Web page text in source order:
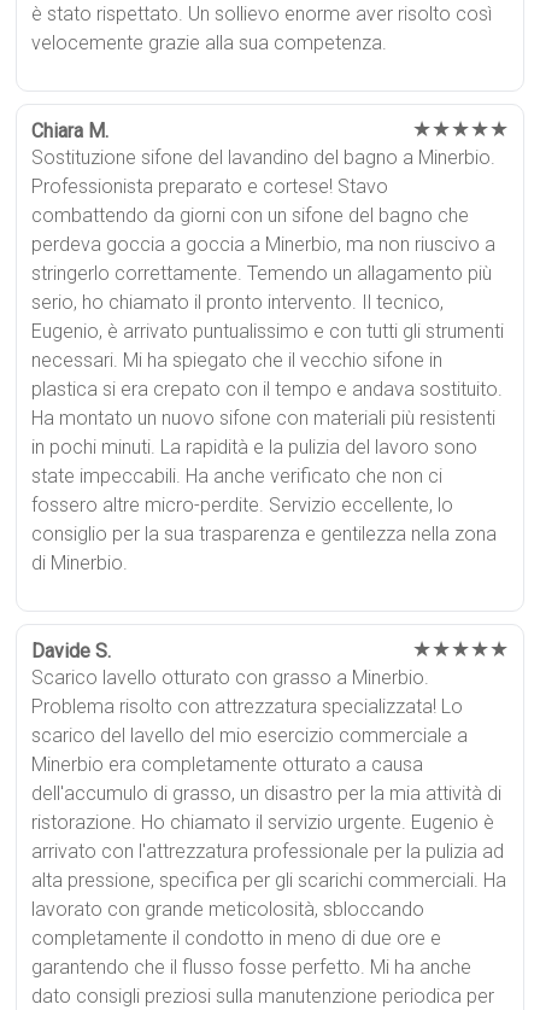
è stato rispettato. Un sollievo enorme aver risolto così
velocemente grazie alla sua competenza.
Chiara M. ★★★★★
Sostituzione sifone del lavandino del bagno a Minerbio.
Professionista preparato e cortese! Stavo
combattendo da giorni con un sifone del bagno che
perdeva goccia a goccia a Minerbio, ma non riuscivo a
stringerlo correttamente. Temendo un allagamento più
serio, ho chiamato il pronto intervento. Il tecnico,
Eugenio, è arrivato puntualissimo e con tutti gli strumenti
necessari. Mi ha spiegato che il vecchio sifone in
plastica si era crepato con il tempo e andava sostituito.
Ha montato un nuovo sifone con materiali più resistenti
in pochi minuti. La rapidità e la pulizia del lavoro sono
state impeccabili. Ha anche verificato che non ci
fossero altre micro-perdite. Servizio eccellente, lo
consiglio per la sua trasparenza e gentilezza nella zona
di Minerbio.
Davide S. ★★★★★
Scarico lavello otturato con grasso a Minerbio.
Problema risolto con attrezzatura specializzata! Lo
scarico del lavello del mio esercizio commerciale a
Minerbio era completamente otturato a causa
dell'accumulo di grasso, un disastro per la mia attività di
ristorazione. Ho chiamato il servizio urgente. Eugenio è
arrivato con l'attrezzatura professionale per la pulizia ad
alta pressione, specifica per gli scarichi commerciali. Ha
lavorato con grande meticolosità, sbloccando
completamente il condotto in meno di due ore e
garantendo che il flusso fosse perfetto. Mi ha anche
dato consigli preziosi sulla manutenzione periodica per